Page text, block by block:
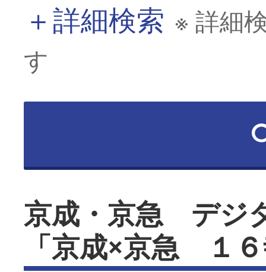
＋詳細検索 ※ 詳細
す
京成・京急 デジ
「京成×京急 １